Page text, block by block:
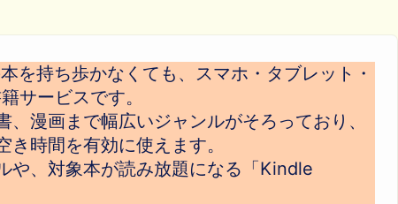
を持ち歩かなくても、スマホ・タブレット・
サービスです。
漫画まで幅広いジャンルがそろっており、
時間を有効に使えます。
や、対象本が読み放題になる「Kindle